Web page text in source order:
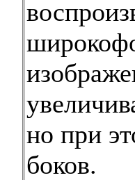
но при
боков.